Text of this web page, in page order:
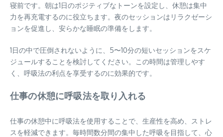
寝前です。朝は1日のポジティブなトーンを設定し、休憩は集中
力を再充電するのに役立ちます。夜のセッションはリラクゼーシ
ョンを促進し、安らかな睡眠の準備をします。
1日の中で圧倒されないように、5〜10分の短いセッションをスケ
ジュールすることを検討してください。この時間は管理しやす
く、呼吸法の利点を享受するのに効果的です。
仕事の休憩に呼吸法を取り入れる
仕事の休憩中に呼吸法を使用することで、生産性を高め、ストレ
スを軽減できます。毎時間数分間の集中した呼吸を目指して、心